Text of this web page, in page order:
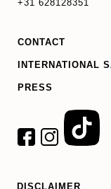
+31 628128351
CONTACT
INTERNATIONAL
PRESS
DISCLAIMER